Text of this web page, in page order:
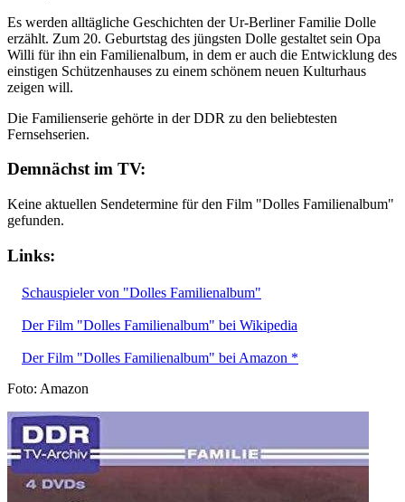
Es werden alltägliche Geschichten der Ur-Berliner Familie Dolle
erzählt. Zum 20. Geburtstag des jüngsten Dolle gestaltet sein Opa
Willi für ihn ein Familienalbum, in dem er auch die Entwicklung des
einstigen Schützenhauses zu einem schönem neuen Kulturhaus
zeigen will.
Die Familienserie gehörte in der DDR zu den beliebtesten
Fernsehserien.
Demnächst im TV:
Keine aktuellen Sendetermine für den Film "Dolles Familienalbum"
gefunden.
Links:
Schauspieler von "Dolles Familienalbum"
Der Film "Dolles Familienalbum" bei Wikipedia
Der Film "Dolles Familienalbum" bei Amazon *
Foto: Amazon